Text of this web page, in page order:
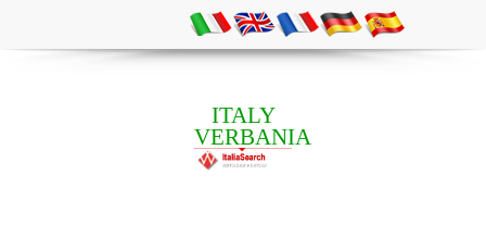
ITALY
VERBANIA